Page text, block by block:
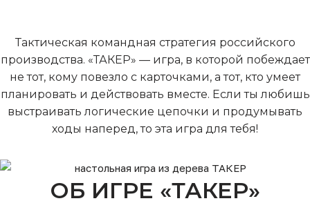
Тактическая командная стратегия российского
производства. «ТАКЕР» — игра, в которой побеждает
не тот, кому повезло с карточками, а тот, кто умеет
планировать и действовать вместе. Если ты любишь
выстраивать логические цепочки и продумывать
ходы наперед, то эта игра для тебя!
ОБ ИГРЕ «ТАКЕР»